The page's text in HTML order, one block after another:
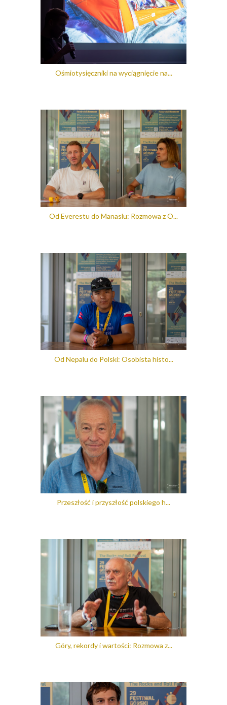
Ośmiotysięczniki na wyciągnięcie na...
Od Everestu do Manaslu: Rozmowa z O...
Od Nepalu do Polski: Osobista histo...
Przeszłość i przyszłość polskiego h...
Góry, rekordy i wartości: Rozmowa z...